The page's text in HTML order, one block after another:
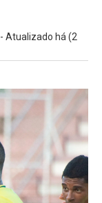
Atualizado há (2